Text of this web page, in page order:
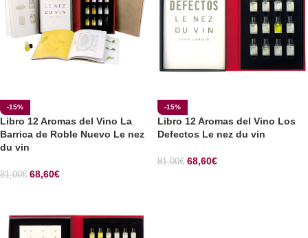
-15%
Libro 12 Aromas del Vino La
Barrica de Roble Nuevo Le nez
du vin
81,00€ 68,60€
-15%
Libro 12 Aromas del Vino Los
Defectos Le nez du vin
81,00€ 68,60€